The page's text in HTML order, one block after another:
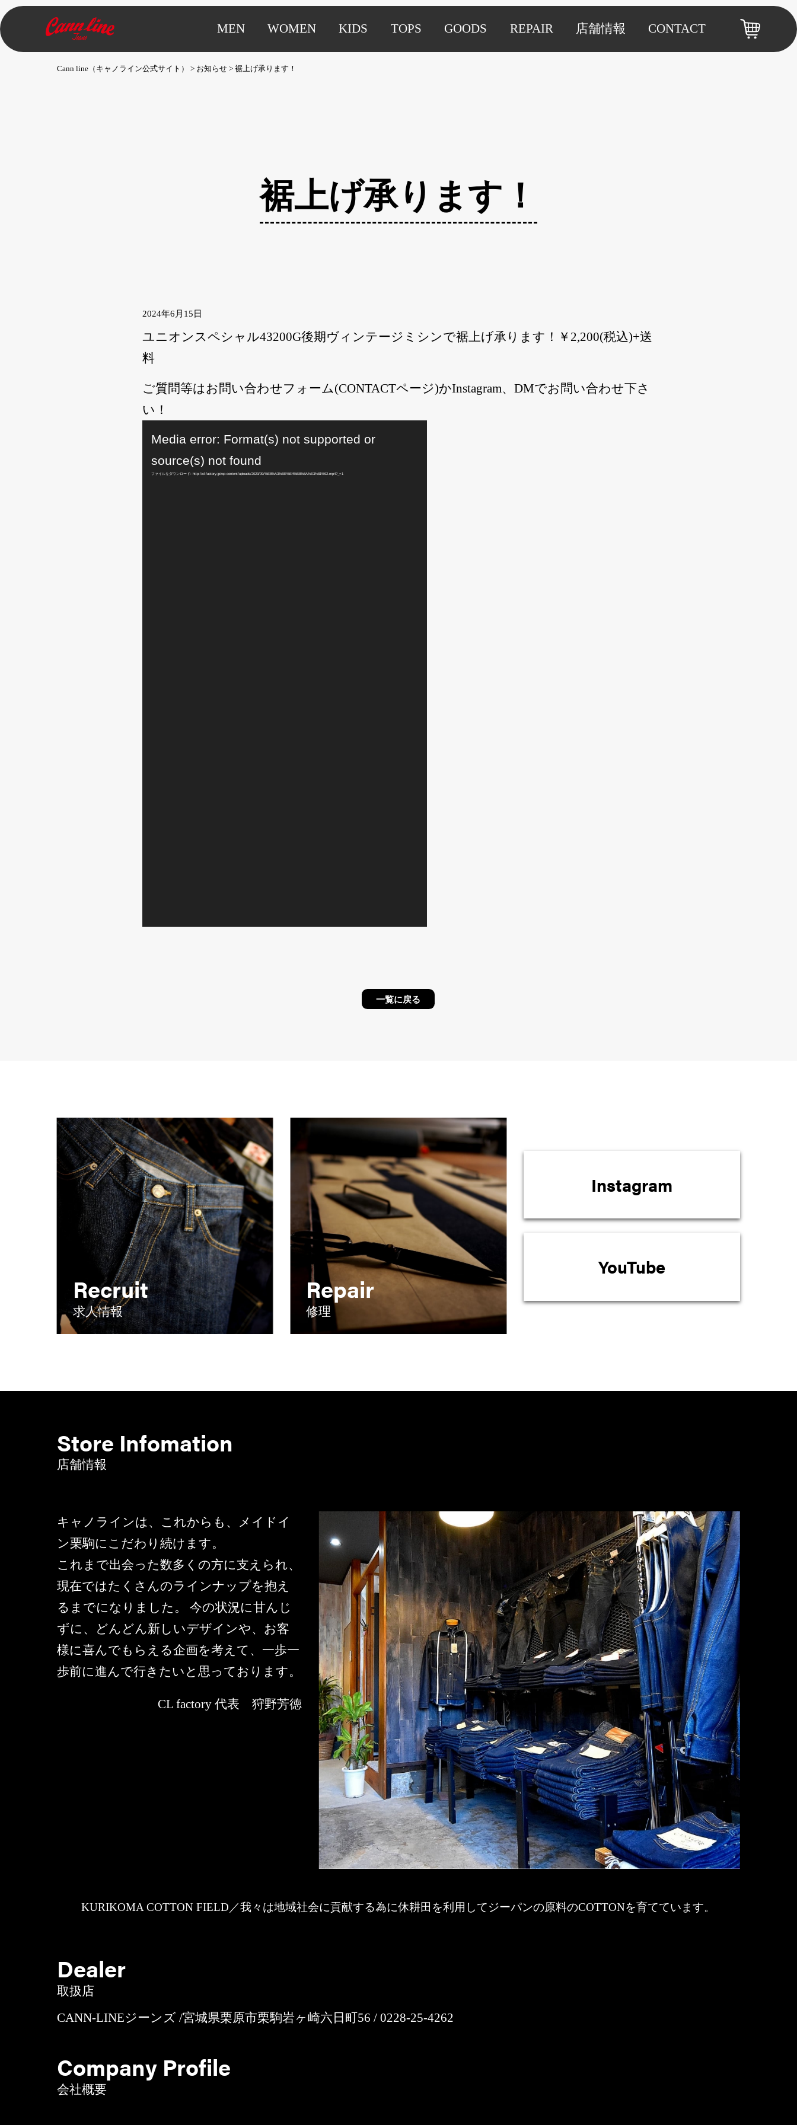
MEN WOMEN KIDS TOPS GOODS REPAIR 店舗情報 CONTACT
Cann line（キャノライン公式サイト） > お知らせ> 裾上げ承ります！
裾上げ承ります！
2024年6月15日
ユニオンスペシャル43200G後期ヴィンテージミシンで裾上げ承ります！￥2,200(税込)+送
料
ご質問等はお問い合わせフォーム(CONTACTページ)かInstagram、DMでお問い合わせ下さ
い！
動
Media error: Format(s) not supported or
source(s) not found
ファイルをダウンロード: http://cl-factory.jp/wp-content/uploads/2023/09/%E8%A3%BE%E4%B8%8A%E3%81%92.mp4?_=1
一覧に戻る
Recruit
求人情報
Repair
修理
Instagram
YouTube
Store Infomation
店舗情報
キャノラインは、これからも、メイドイ
ン栗駒にこだわり続けます。
これまで出会った数多くの方に支えられ、
現在ではたくさんのラインナップを抱え
るまでになりました。 今の状況に甘んじ
ずに、どんどん新しいデザインや、お客
様に喜んでもらえる企画を考えて、一歩一
歩前に進んで行きたいと思っております。
CL factory 代表 狩野芳徳
KURIKOMA COTTON FIELD／我々は地域社会に貢献する為に休耕田を利用してジーパンの原料のCOTTONを育てています。
Dealer
取扱店
CANN-LINEジーンズ /宮城県栗原市栗駒岩ヶ崎六日町56 / 0228-25-4262
Company Profile
会社概要